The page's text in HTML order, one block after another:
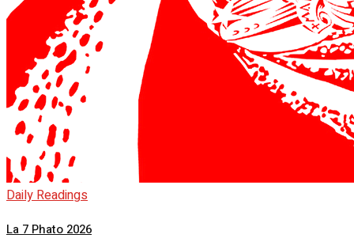
Daily Readings
La 7 Phato 2026